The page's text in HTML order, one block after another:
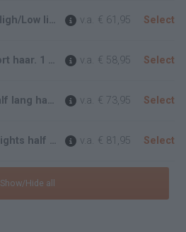
Excl. Knippen. Uitgroei High/Low lights. d.m.v folies/plukjes v.a. € 61,95 Select
Excl. Knippen. Verven kort haar. 1 egale kleur. v.a. € 58,95 Select
Excl. knippen. Verven half lang haar. 1 egale kleur. v.a. € 73,95 Select
Excl. Knippen. high/low lights half lang haar d.m.v Folies v.a. € 81,95 Select
Show/Hide all